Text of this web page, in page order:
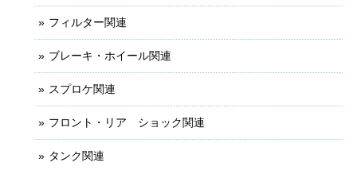
フィルター関連
ブレーキ・ホイール関連
スプロケ関連
フロント・リア ショック関連
タンク関連